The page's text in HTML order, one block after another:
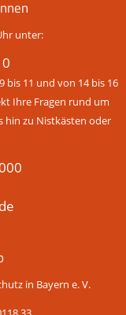
unter:
11 und von 14 bis 16
Ihre Fragen rund um
hin zu Nistkästen oder
in Bayern e. V.